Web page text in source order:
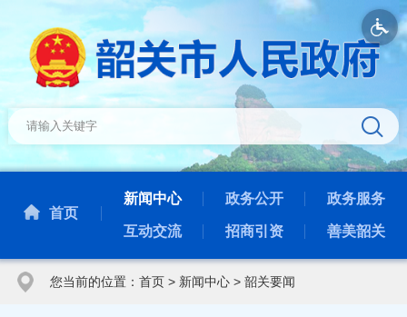
首页
新闻中心 政务公开 政务服务
互动交流 招商引资 善美韶关
您当前的位置： 首页> 新闻中心> 韶关要闻